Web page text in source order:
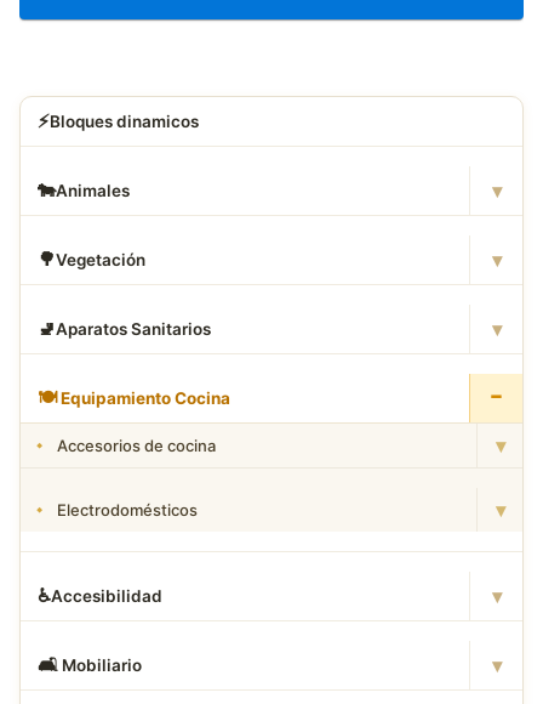
⚡Bloques dinamicos
🐄Animales ▾
🌳Vegetación ▾
🚽Aparatos Sanitarios ▾
🍽️ Equipamiento Cocina −
Accesorios de cocina ▾
Electrodomésticos ▾
♿Accesibilidad ▾
🛋 ️ Mobiliario ▾